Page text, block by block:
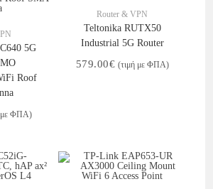
5G
Roof
με ΦΠΑ)
Router & VPN
Teltonika RUTX50
Industrial 5G Router
579.00€ (τιμή με ΦΠΑ)